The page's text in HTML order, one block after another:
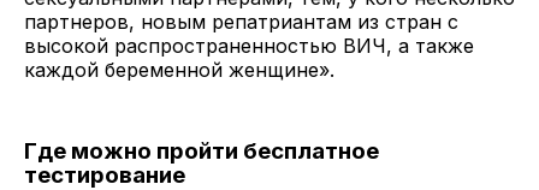
партнеров, новым репатриантам из стран с
высокой распространенностью ВИЧ, а также
каждой беременной женщине».
Где можно пройти бесплатное
тестирование